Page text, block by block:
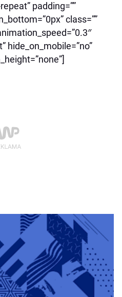
padding=””
class=””
hide_on_mobile=”no”